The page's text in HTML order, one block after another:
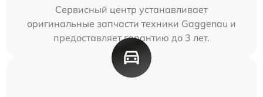
Сервисный центр устанавливает
оригинальные запчасти техники Gaggenau и
предоставляет гарантию до 3 лет.